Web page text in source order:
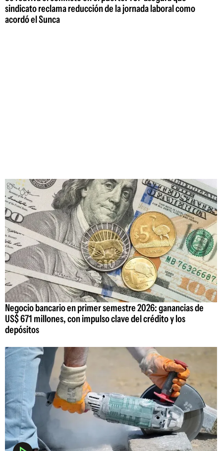
sindicato reclama reducción de la jornada laboral como
acordó el Sunca
Negocio bancario en primer semestre 2026: ganancias de
US$ 671 millones, con impulso clave del crédito y los
depósitos